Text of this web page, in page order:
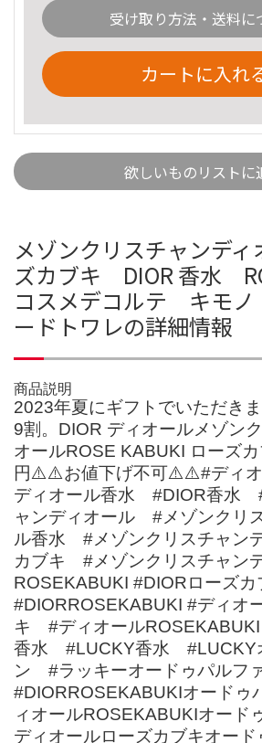
受け取り方法・送料に
カートに入れ
欲しいものリストに
メゾンクリスチャンデ
ズカブキ DIOR 香水
コスメデコルテ キモ
ードトワレの詳細情報
商品説明
2023年夏にギフトでいただき
9割。DIOR ディオールメゾン
オールROSE KABUKI ローズ
円⚠️⚠️お値下げ不可⚠️⚠️#ディ
ディオール香水 #DIOR香水
ャンディオール #メゾンクリ
ル香水 #メゾンクリスチャン
カブキ #メゾンクリスチャン
ROSEKABUKI #DIORローズ
#DIORROSEKABUKI #ディオ
キ #ディオールROSEKABUKI
香水 #LUCKY香水 #LUCKY
ン #ラッキーオードゥパルフ
#DIORROSEKABUKIオード
ィオールROSEKABUKIオー
ディオールローズカブキオー